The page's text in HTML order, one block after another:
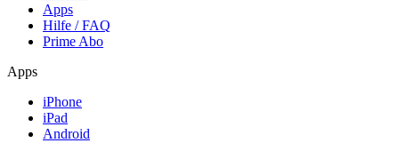
Apps
Hilfe / FAQ
Prime Abo
Apps
iPhone
iPad
Android